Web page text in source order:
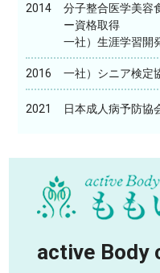
2014
分子整合医学美容
ー資格取得
一社）生涯学習
2016 一社）シニア検
2021 日本成人病予防
active Body